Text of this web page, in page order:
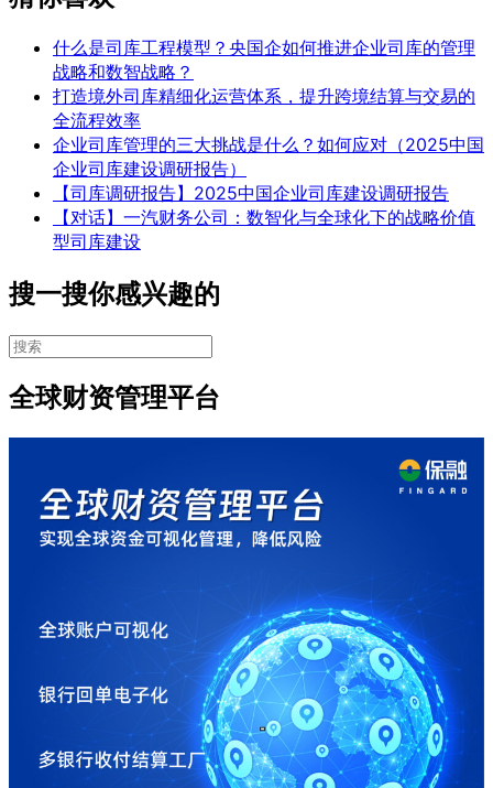
什么是司库工程模型？央国企如何推进企业司库的管理
战略和数智战略？
打造境外司库精细化运营体系，提升跨境结算与交易的
全流程效率
企业司库管理的三大挑战是什么？如何应对（2025中国
企业司库建设调研报告）
【司库调研报告】2025中国企业司库建设调研报告
【对话】一汽财务公司：数智化与全球化下的战略价值
型司库建设
搜一搜你感兴趣的
全球财资管理平台